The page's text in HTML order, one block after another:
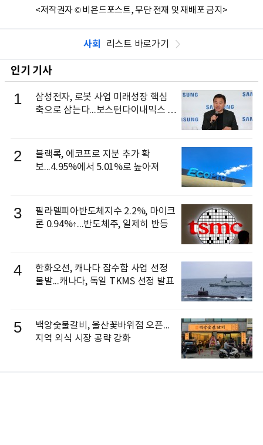
<저작권자 © 비욘드포스트, 무단 전재 및 재배포 금지>
사회 리스트 바로가기
인기 기사
1
삼성전자, 로봇 사업 미래성장 핵심
축으로 삼는다...보스턴다이내믹스 출
2
블랙록, 에코프로 지분 추가 확
보...4.95%에서 5.01%로 높아져
3
필라델피아반도체지수 2.2%, 마이크
론 0.94%↑...반도체주, 일제히 반등
4
한화오션, 캐나다 잠수함 사업 선정
불발...캐나다, 독일 TKMS 선정 발표
5
백양숯불갈비, 울산꽃바위점 오픈...
지역 외식 시장 공략 강화